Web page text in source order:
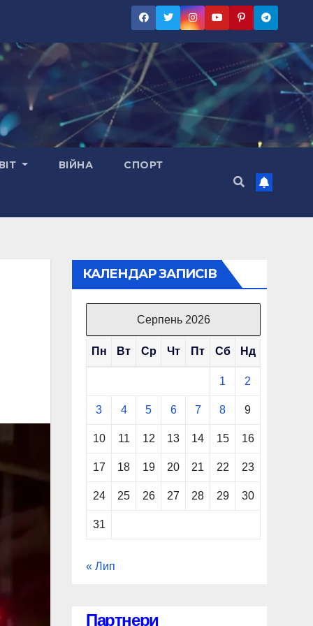
ВІЙНА СПОРТ
КАЛЕНДАР ЗАПИСІВ
Серпень 2026
Пн Вт Ср Чт Пт Сб Нд
1 2
3 4 5 6 7 8 9
10 11 12 13 14 15 16
17 18 19 20 21 22 23
24 25 26 27 28 29 30
31
« Лип
Партнери